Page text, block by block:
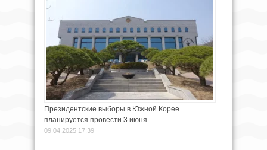
Президентские выборы в Южной Корее
планируется провести 3 июня
09.04.2025 17:39